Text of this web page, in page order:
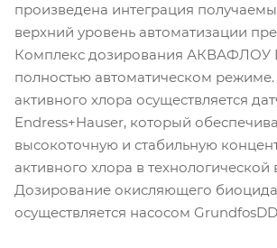
произведена интеграция
верхний уровень автоматизации
Комплекс дозирования АКВАФЛОУ
полностью автоматическом
активного хлора осуществляется
Endress+Hauser, который
высокоточную и стабильную
активного хлора в технологической
Дозирование окисляющего биоцида
осуществляется насосом